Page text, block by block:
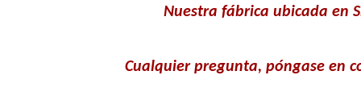
Nuestra fábrica ubicada en
Cualquier pregunta, póngase en